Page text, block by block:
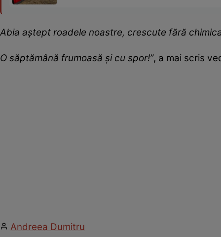
Abia aștept roadele noastre, crescute fără
O săptămână frumoasă și cu spor!”, a mai scris
Andreea Dumitru